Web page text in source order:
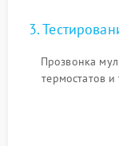
3.
Прозвонка
термостатов
модуля, реле,
индукции).